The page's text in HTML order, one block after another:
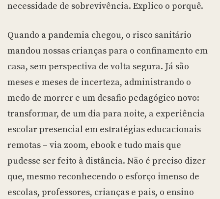
necessidade de sobrevivência. Explico o porquê.
Quando a pandemia chegou, o risco sanitário
mandou nossas crianças para o confinamento em
casa, sem perspectiva de volta segura. Já são
meses e meses de incerteza, administrando o
medo de morrer e um desafio pedagógico novo:
transformar, de um dia para noite, a experiência
escolar presencial em estratégias educacionais
remotas – via zoom, ebook e tudo mais que
pudesse ser feito à distância. Não é preciso dizer
que, mesmo reconhecendo o esforço imenso de
escolas, professores, crianças e pais, o ensino